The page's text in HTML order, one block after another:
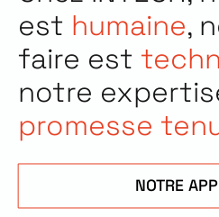
est humaine,
faire est
notre
promesse
NOTRE
NOTRE